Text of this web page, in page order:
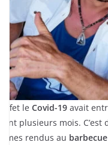
effet leCovid-19 avait
plusieurs mois. C’est
rendus au